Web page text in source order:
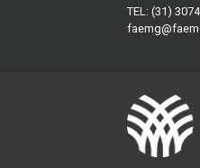
TEL: (31)